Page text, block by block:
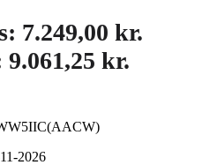
7.249,00 kr.
9.061,25 kr.
2026